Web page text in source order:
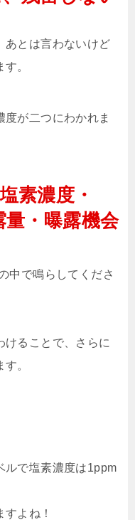
あとは言わないけど
。
が二つにわかれま
素濃度・
量・曝露機会
中で鳴らしてくださ
けることで、さらに
。
ルで塩素濃度は1ppm
よね！